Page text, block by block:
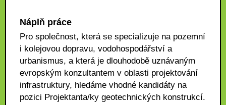
Náplň práce
Pro společnost, která se specializuje na pozemní
i kolejovou dopravu, vodohospodářství a
urbanismus, a která je dlouhodobě uznávaným
evropským konzultantem v oblasti projektování
infrastruktury, hledáme vhodné kandidáty na
pozici Projektanta/ky geotechnických konstrukcí.